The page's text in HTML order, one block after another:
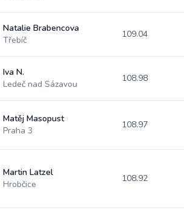
Natalie Brabencova
Třebíč
109.04
Iva N.
Ledeč nad Sázavou
108.98
Matěj Masopust
Praha 3
108.97
Martin Latzel
Hrobčice
108.92